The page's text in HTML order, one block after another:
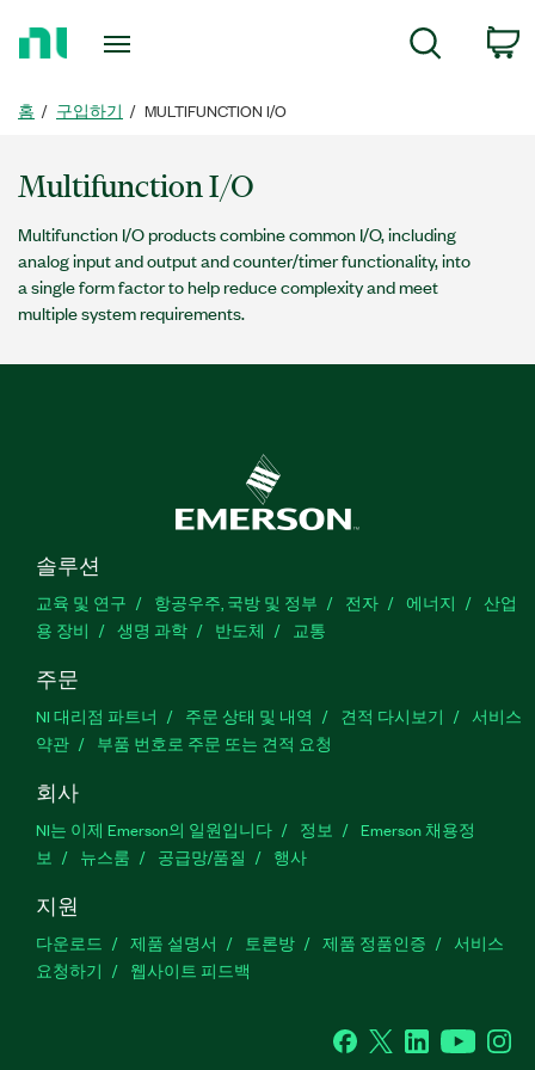
홈 구입하기 MULTIFUNCTION I/O
Multifunction I/O
Multifunction I/O products combine common I/O, including
analog input and output and counter/timer functionality, into
a single form factor to help reduce complexity and meet
multiple system requirements.
솔루션
교육 및 연구 항공우주, 국방 및 정부 전자 에너지
산업
용 장비
생명 과학 반도체 교통
주문
NI 대리점 파트너 주문 상태 및 내역 견적 다시보기
서비스
약관
부품 번호로 주문 또는 견적 요청
회사
NI는 이제 Emerson의 일원입니다 정보
Emerson 채용정
보
뉴스룸 공급망/품질 행사
지원
다운로드 제품 설명서 토론방 제품 정품인증
서비스
요청하기
웹사이트 피드백
Facebook
TwitterLinkedIn